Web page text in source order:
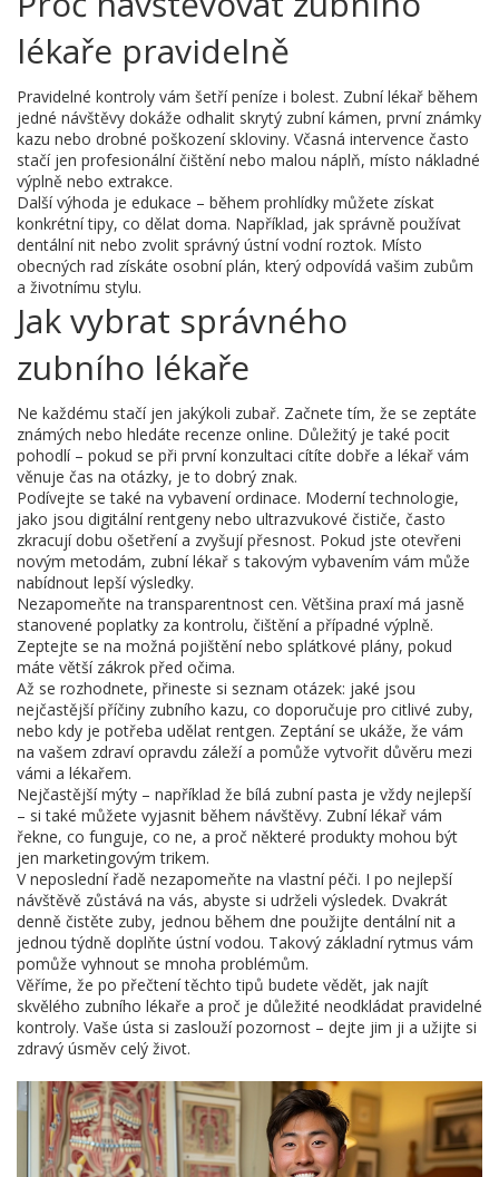
lékaře pravidelně
Pravidelné kontroly vám šetří peníze i bolest. Zubní lékař během
jedné návštěvy dokáže odhalit skrytý zubní kámen, první známky
kazu nebo drobné poškození skloviny. Včasná intervence často
stačí jen profesionální čištění nebo malou náplň, místo nákladné
výplně nebo extrakce.
Další výhoda je edukace – během prohlídky můžete získat
konkrétní tipy, co dělat doma. Například, jak správně používat
dentální nit nebo zvolit správný ústní vodní roztok. Místo
obecných rad získáte osobní plán, který odpovídá vašim zubům
a životnímu stylu.
Jak vybrat správného
zubního lékaře
Ne každému stačí jen jakýkoli zubař. Začnete tím, že se zeptáte
známých nebo hledáte recenze online. Důležitý je také pocit
pohodlí – pokud se při první konzultaci cítíte dobře a lékař vám
věnuje čas na otázky, je to dobrý znak.
Podívejte se také na vybavení ordinace. Moderní technologie,
jako jsou digitální rentgeny nebo ultrazvukové čističe, často
zkracují dobu ošetření a zvyšují přesnost. Pokud jste otevřeni
novým metodám, zubní lékař s takovým vybavením vám může
nabídnout lepší výsledky.
Nezapomeňte na transparentnost cen. Většina praxí má jasně
stanovené poplatky za kontrolu, čištění a případné výplně.
Zeptejte se na možná pojištění nebo splátkové plány, pokud
máte větší zákrok před očima.
Až se rozhodnete, přineste si seznam otázek: jaké jsou
nejčastější příčiny zubního kazu, co doporučuje pro citlivé zuby,
nebo kdy je potřeba udělat rentgen. Zeptání se ukáže, že vám
na vašem zdraví opravdu záleží a pomůže vytvořit důvěru mezi
vámi a lékařem.
Nejčastější mýty – například že bílá zubní pasta je vždy nejlepší
– si také můžete vyjasnit během návštěvy. Zubní lékař vám
řekne, co funguje, co ne, a proč některé produkty mohou být
jen marketingovým trikem.
V neposlední řadě nezapomeňte na vlastní péči. I po nejlepší
návštěvě zůstává na vás, abyste si udrželi výsledek. Dvakrát
denně čistěte zuby, jednou během dne použijte dentální nit a
jednou týdně doplňte ústní vodou. Takový základní rytmus vám
pomůže vyhnout se mnoha problémům.
Věříme, že po přečtení těchto tipů budete vědět, jak najít
skvělého zubního lékaře a proč je důležité neodkládat pravidelné
kontroly. Vaše ústa si zaslouží pozornost – dejte jim ji a užijte si
zdravý úsměv celý život.